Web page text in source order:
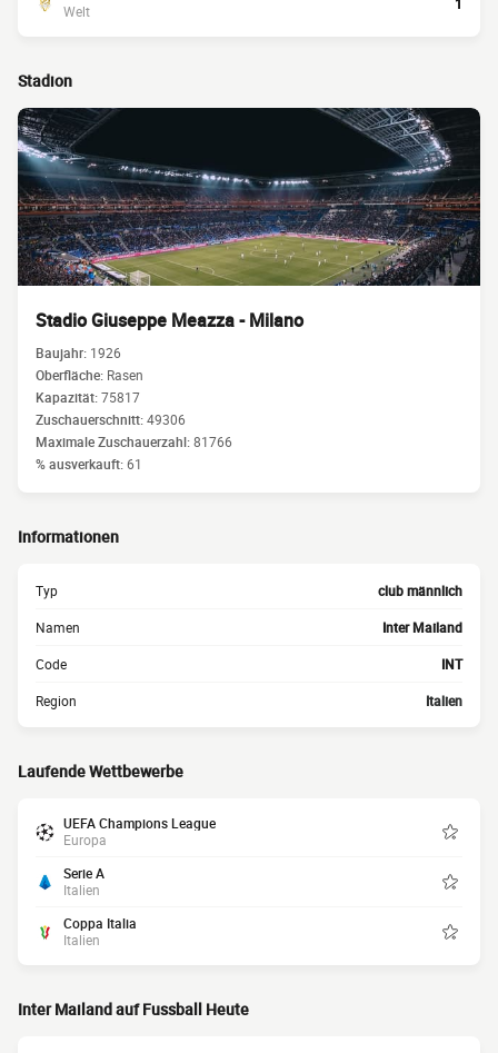
Welt
Stadion
Stadio Giuseppe Meazza - Milano
Baujahr: 1926
Oberfläche: Rasen
Kapazität:75817
Zuschauerschnitt:49306
Maximale Zuschauerzahl:81766
% ausverkauft:61
Informationen
Typ club männlich
Namen Inter Mailand
Code INT
Region Italien
Laufende Wettbewerbe
UEFA Champions League
Europa
Serie A
Italien
Coppa Italia
Italien
Inter Mailand auf Fussball Heute